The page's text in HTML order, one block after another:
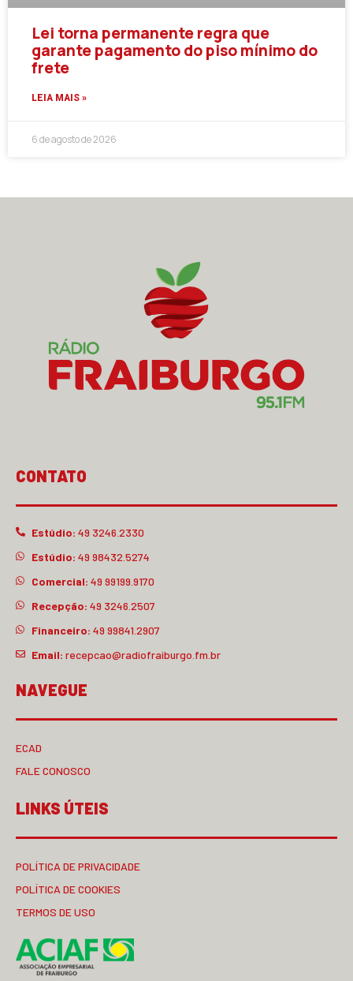
Lei torna permanente regra que
garante pagamento do piso mínimo do
frete
LEIA MAIS »
6 de agosto de 2026
CONTATO
Estúdio: 49 3246.2330
Estúdio: 49 98432.5274
Comercial: 49 99199.9170
Recepção: 49 3246.2507
Financeiro: 49 99841.2907
Email: recepcao@radiofraiburgo.fm.br
NAVEGUE
ECAD
FALE CONOSCO
LINKS ÚTEIS
POLÍTICA DE PRIVACIDADE
POLÍTICA DE COOKIES
TERMOS DE USO